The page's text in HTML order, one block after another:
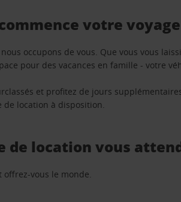
votre voyage
occupons de vous. Que vous vous
pour des vacances en famille - votre
et profitez de jours
location à disposition.
de location vous
offrez-vous le monde.